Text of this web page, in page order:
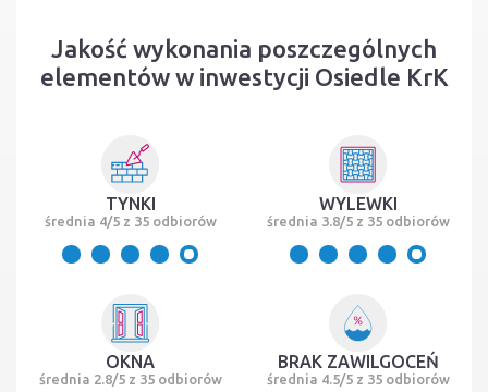
Jakość wykonania poszczególnych
elementów w inwestycji Osiedle KrK
TYNKI
średnia 4/5 z 35 odbiorów
WYLEWKI
średnia 3.8/5 z 35 odbiorów
OKNA
średnia 2.8/5 z 35 odbiorów
BRAK ZAWILGOCEŃ
średnia 4.5/5 z 35 odbiorów